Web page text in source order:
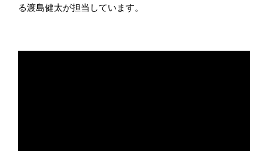
る渡島健太が担当しています。
送信